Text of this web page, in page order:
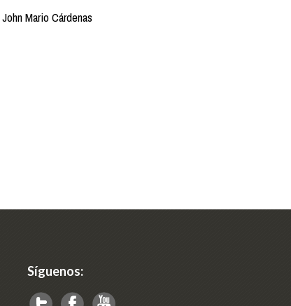
John Mario Cárdenas
Síguenos: